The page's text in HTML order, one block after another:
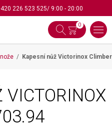
226 523 525/ 9:00 - 20:00
0
Kapesní nůž Victorinox
VICTORINOX